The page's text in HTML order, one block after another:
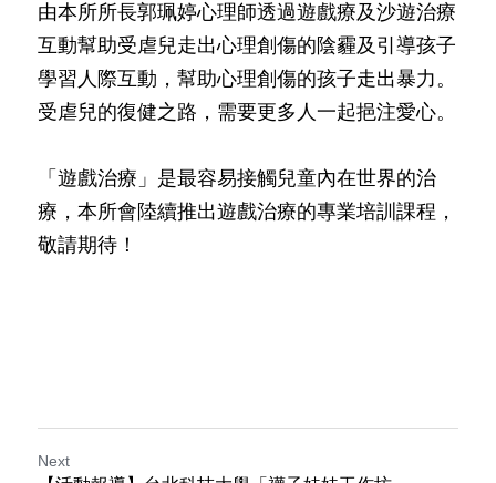
由本所所長郭珮婷心理師透過遊戲療及沙遊治療
互動幫助受虐兒走出心理創傷的陰霾及引導孩子
學習人際互動，幫助心理創傷的孩子走出暴力。
受虐兒的復健之路，需要更多人一起挹注愛心。
「遊戲治療」是最容易接觸兒童內在世界的治
療，本所會陸續推出遊戲治療的專業培訓課程，
敬請期待！
Next